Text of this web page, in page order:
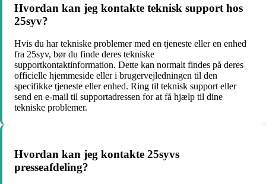
Hvordan kan jeg kontakte teknisk support hos
25syv?
Hvis du har tekniske problemer med en tjeneste eller en enhed
fra 25syv, bør du finde deres tekniske
supportkontaktinformation. Dette kan normalt findes på deres
officielle hjemmeside eller i brugervejledningen til den
specifikke tjeneste eller enhed. Ring til teknisk support eller
send en e-mail til supportadressen for at få hjælp til dine
tekniske problemer.
Hvordan kan jeg kontakte 25syvs
presseafdeling?